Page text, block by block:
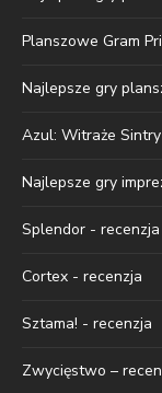
Planszowe Gram
Najlepsze gry
Azul: Witraże
Najlepsze gry
Splendor - recenzja
Cortex - recenzja
Sztama! - recenzja
Zwycięstwo –